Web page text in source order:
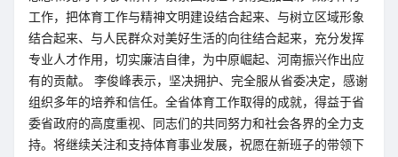
工作，把体育工作与精神文明建设结合起来、与树立区域形象
结合起来、与人民群众对美好生活的向往结合起来，充分发挥
专业人才作用，切实廉洁自律，为中原崛起、河南振兴作出应
有的贡献。 李俊峰表示，坚决拥护、完全服从省委决定，感谢
组织多年的培养和信任。全省体育工作取得的成就，得益于省
委省政府的高度重视、同志们的共同努力和社会各界的全力支
持。将继续关注和支持体育事业发展，祝愿在新班子的带领下